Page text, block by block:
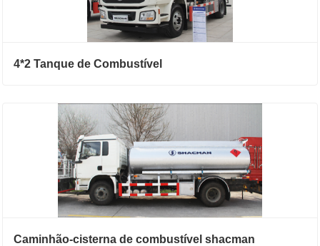
4*2 Tanque de Combustível
Caminhão-cisterna de combustível shacman